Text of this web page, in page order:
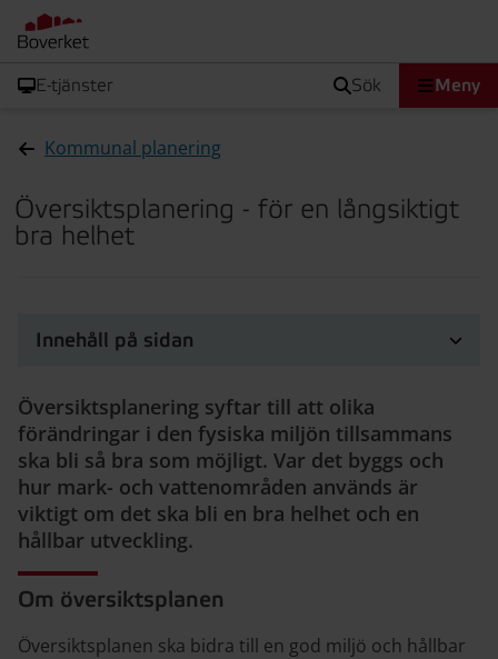
E-tjänster sök Meny
Kommunal planering
Översiktsplanering - för en långsiktigt
bra helhet
Innehåll på sidan
Översiktsplanering syftar till att olika
förändringar i den fysiska miljön tillsammans
ska bli så bra som möjligt. Var det byggs och
hur mark- och vattenområden används är
viktigt om det ska bli en bra helhet och en
hållbar utveckling.
Om översiktsplanen
Översiktsplanen ska bidra till en god miljö och hållbar